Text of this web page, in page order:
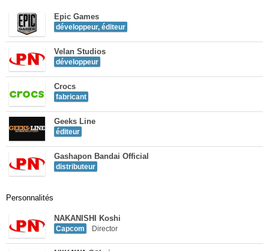
Epic Games
développeur, éditeur
Velan Studios
développeur
Crocs
fabricant
Geeks Line
éditeur
Gashapon Bandai Official
distributeur
Personnalités
NAKANISHI Koshi
Capcom Director